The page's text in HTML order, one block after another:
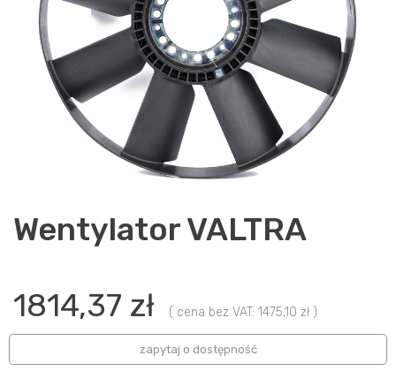
Wentylator VALTRA
1814,37 zł
( cena bez VAT: 1475,10 zł )
zapytaj o dostępność